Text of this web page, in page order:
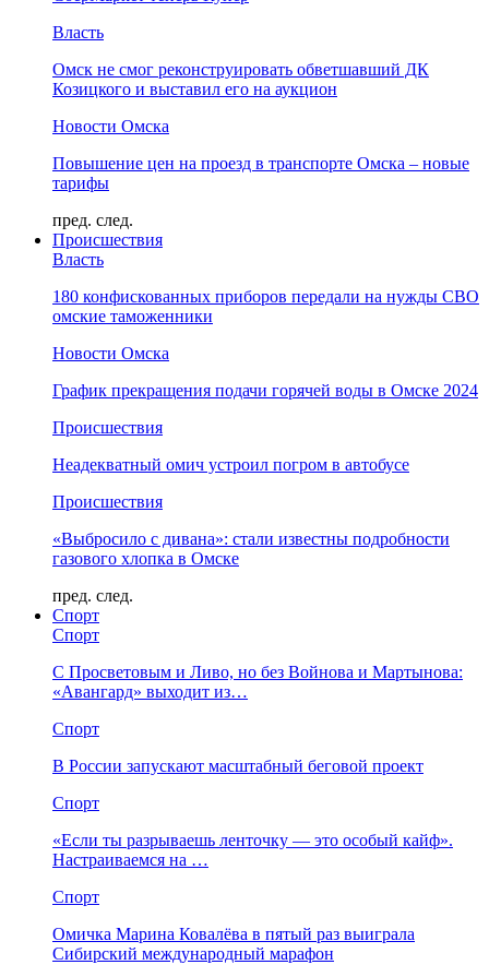
Власть
Омск не смог реконструировать обветшавший ДК
Козицкого и выставил его на аукцион
Новости Омска
Повышение цен на проезд в транспорте Омска – новые
тарифы
пред. след.
Происшествия
Власть
180 конфискованных приборов передали на нужды СВО
омские таможенники
Новости Омска
График прекращения подачи горячей воды в Омске 2024
Происшествия
Неадекватный омич устроил погром в автобусе
Происшествия
«Выбросило с дивана»: стали известны подробности
газового хлопка в Омске
пред. след.
Спорт
Спорт
С Просветовым и Ливо, но без Войнова и Мартынова:
«Авангард» выходит из…
Спорт
В России запускают масштабный беговой проект
Спорт
«Если ты разрываешь ленточку — это особый кайф».
Настраиваемся на …
Спорт
Омичка Марина Ковалёва в пятый раз выиграла
Сибирский международный марафон